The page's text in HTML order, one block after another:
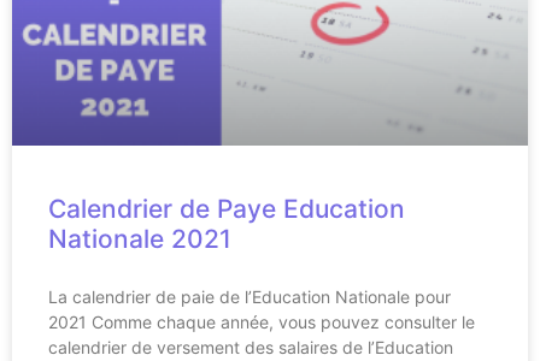
Calendrier de Paye Education
Nationale 2021
La calendrier de paie de l’Education Nationale pour
2021 Comme chaque année, vous pouvez consulter le
calendrier de versement des salaires de l’Education